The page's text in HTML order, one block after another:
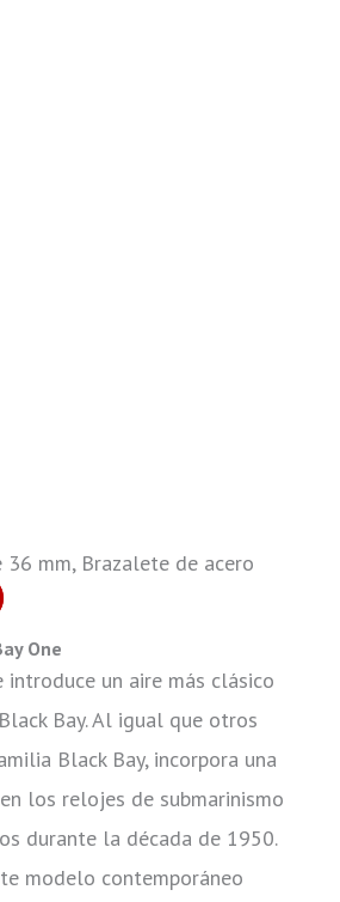
36 mm, Brazalete de acero
One
introduce un aire más clásico
Bay. Al igual que otros
Black Bay, incorpora una
los relojes de submarinismo
durante la década de 1950.
modelo contemporáneo